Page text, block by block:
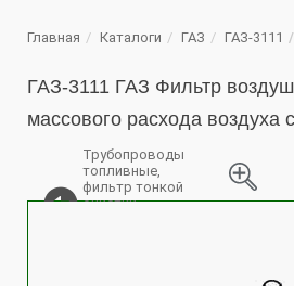
Главная Каталоги ГАЗ ГАЗ-3111
ГАЗ-3111 ГАЗ Фильтр
массового расхода воздуха
Трубопроводы
топливные,
фильтр тонкой
очистки ,